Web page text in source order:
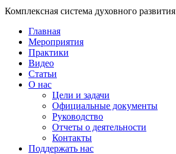
Комплексная система духовного развития
Главная
Мероприятия
Практики
Видео
Статьи
О нас
Цели и задачи
Официальные документы
Руководство
Отчеты о деятельности
Контакты
Поддержать нас